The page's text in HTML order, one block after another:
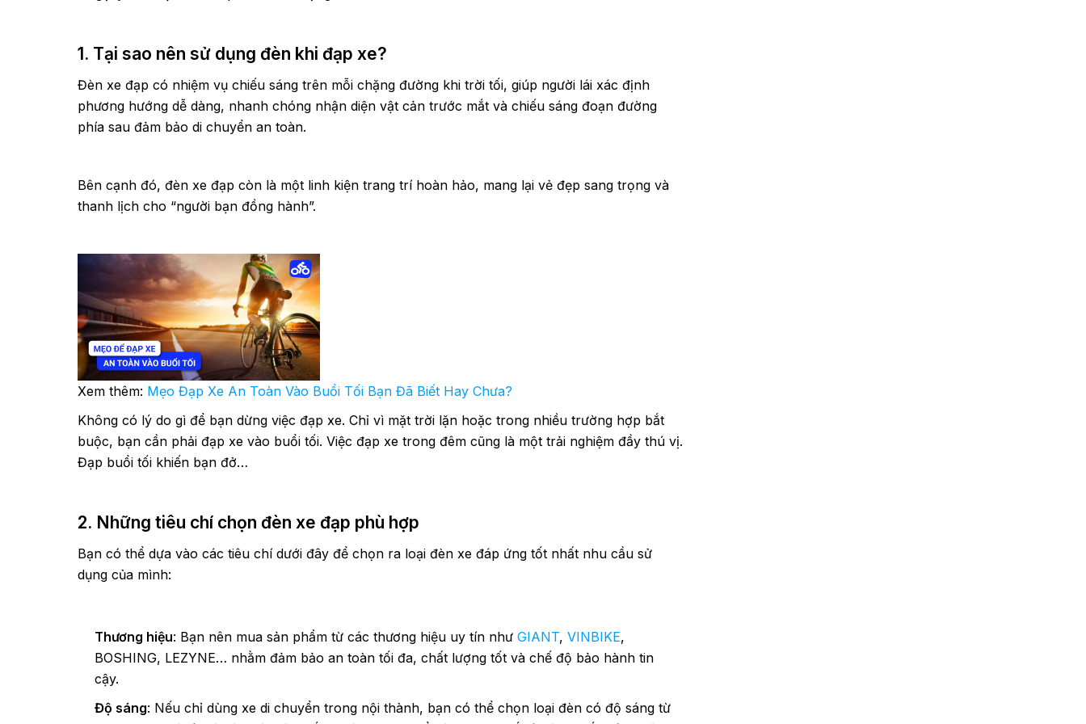
1. Tại sao nên sử dụng đèn khi đạp xe?
Đèn xe đạp có nhiệm vụ chiếu sáng trên mỗi chặng đường khi trời tối, giúp người lái xác định
phương hướng dễ dàng, nhanh chóng nhận diện vật cản trước mắt và chiếu sáng đoạn đường
phía sau đảm bảo di chuyển an toàn.
Bên cạnh đó, đèn xe đạp còn là một linh kiện trang trí hoàn hảo, mang lại vẻ đẹp sang trọng và
thanh lịch cho “người bạn đồng hành”.
Xem thêm: Mẹo Đạp Xe An Toàn Vào Buổi Tối Bạn Đã Biết Hay Chưa?
Không có lý do gì để bạn dừng việc đạp xe. Chỉ vì mặt trời lặn hoặc trong nhiều trường hợp bắt
buộc, bạn cần phải đạp xe vào buổi tối. Việc đạp xe trong đêm cũng là một trải nghiệm đầy thú vị.
Đạp buổi tối khiến bạn đở…
2. Những tiêu chí chọn đèn xe đạp phù hợp
Bạn có thể dựa vào các tiêu chí dưới đây để chọn ra loại đèn xe đáp ứng tốt nhất nhu cầu sử
dụng của mình:
Thương hiệu: Bạn nên mua sản phẩm từ các thương hiệu uy tín như GIANT, VINBIKE,
BOSHING, LEZYNE… nhằm đảm bảo an toàn tối đa, chất lượng tốt và chế độ bảo hành tin
cậy.
Độ sáng: Nếu chỉ dùng xe di chuyển trong nội thành, bạn có thể chọn loại đèn có độ sáng từ